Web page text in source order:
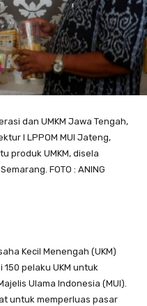
dan UMKM Jawa Tengah,
l LPPOM MUI Jateng,
produk UMKM, disela
FOTO : ANING
Kecil Menengah (UKM)
pelaku UKM untuk
Ulama Indonesia (MUI).
untuk memperluas pasar